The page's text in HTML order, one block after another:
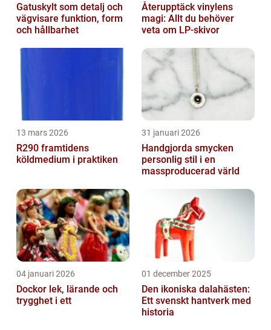
Gatuskylt som detalj och
vägvisare funktion, form
och hållbarhet
Återupptäck vinylens
magi: Allt du behöver
veta om LP-skivor
13 mars 2026
R290 framtidens
köldmedium i praktiken
31 januari 2026
Handgjorda smycken
personlig stil i en
massproducerad värld
04 januari 2026
Dockor lek, lärande och
trygghet i ett
01 december 2025
Den ikoniska dalahästen:
Ett svenskt hantverk med
historia